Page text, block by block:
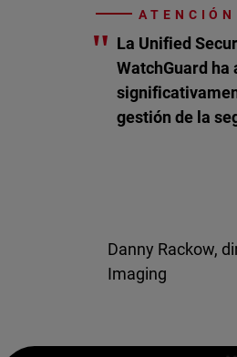
" La Unified
WatchGuard ha
gestión de la
Danny Rackow,
Imaging